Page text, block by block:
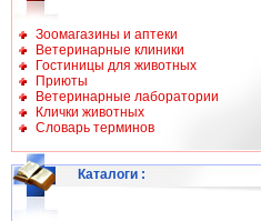
Зоомагазины и аптеки
Ветеринарные клиники
Гостиницы для животных
Приюты
Ветеринарные лаборатории
Клички животных
Словарь терминов
Каталоги :